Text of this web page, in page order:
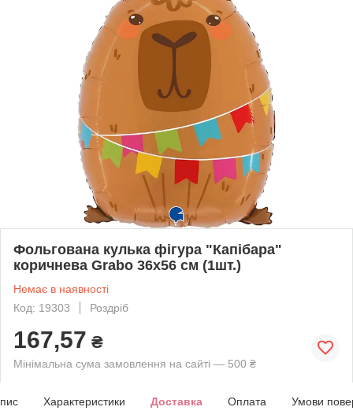
Фольгована кулька фігура "Капібара"
коричнева Grabo 36x56 см (1шт.)
Немає в наявності
Код: 19303
Роздріб
167,57 ₴
Мінімальна сума замовлення на сайті — 500 ₴
Характеристики Доставка Оплата Умови